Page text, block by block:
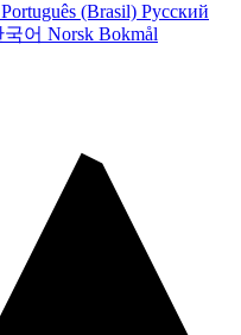
Português (Brasil) Русский
국어 Norsk Bokmål